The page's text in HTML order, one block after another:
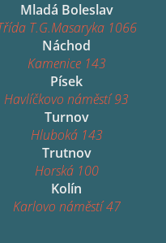
Mladá Boleslav
T.G.Masaryka 1066
Náchod
Kamenice 143
Písek
Havlíčkovo náměstí 93
Turnov
Hluboká 143
Trutnov
Horská 100
Kolín
Karlovo náměstí 47